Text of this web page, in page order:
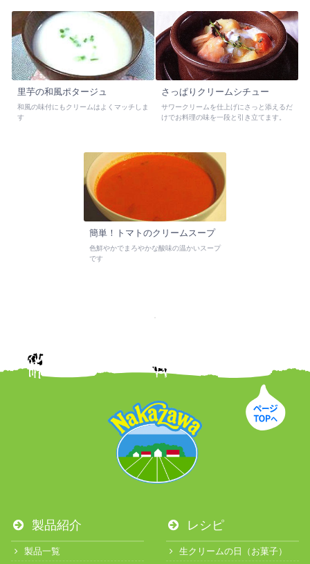
里芋の和風ポタージュ
和風の味付にもクリームはよくマッチしま
す
さっぱりクリームシチュー
サワークリームを仕上げにさっと添えるだ
けでお料理の味を一段と引き立てます。
簡単！トマトのクリームスープ
色鮮やかでまろやかな酸味の温かいスープ
です
製品紹介
製品一覧
レシピ
生クリームの日（お菓子）